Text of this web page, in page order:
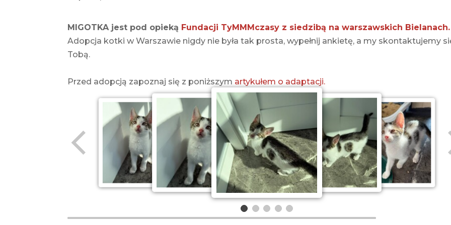
MIGOTKA jest pod opieką Fundacji TyMMMczasy z siedzibą na warszawskich Bielanach.
Adopcja kotki w Warszawie nigdy nie była tak prosta, wypełnij ankietę, a my skontaktujemy
Tobą.
Przed adopcją zapoznaj się z poniższym artykułem o adaptacji.